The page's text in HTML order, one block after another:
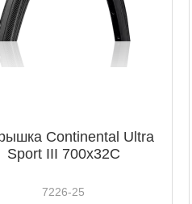
Continental Ultra
Sport III 700x32C
7226-25